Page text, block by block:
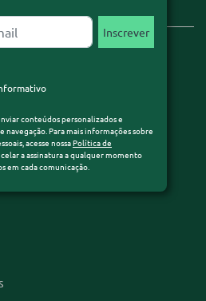
conteúdos personalizados e
Para mais informações sobre
acesse nossaPolítica de
a assinatura a qualquer momento
em cada comunicação.